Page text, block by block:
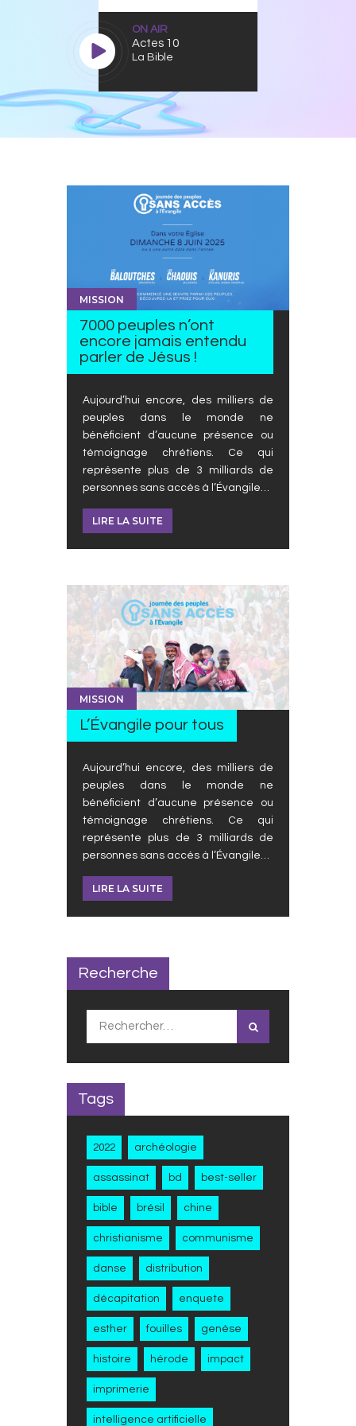
ON AIR
Actes 10
La Bible
MISSION
7000 peuples n’ont
encore jamais entendu
parler de Jésus !
Aujourd’hui encore, des milliers de
peuples dans le monde ne
bénéficient d’aucune présence ou
témoignage chrétiens. Ce qui
représente plus de 3 milliards de
personnes sans accès à l’Évangile…
LIRE LA SUITE
MISSION
L’Évangile pour tous
Aujourd’hui encore, des milliers de
peuples dans le monde ne
bénéficient d’aucune présence ou
témoignage chrétiens. Ce qui
représente plus de 3 milliards de
personnes sans accès à l’Évangile…
LIRE LA SUITE
Recherche
Rechercher :
Tags
2022 archéologie
assassinat bd best-seller
bible brésil chine
christianisme communisme
danse distribution
décapitation enquete
esther fouilles genèse
histoire hérode impact
imprimerie
intelligence artificielle